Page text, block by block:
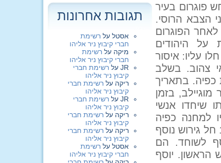
את לימודיו. ביולי 1940 התרחש פוגרום בעיר
הצבא הרוסי.
לאחר הפוגרום
על היהודים
עליו: איסור
צהוב. בשלב
60 גויסו לעבודת כפיה. בתאריך
מוגיילב, בזמן
משפחתו שיחדו אנשי
למחנה כפיה
ומשם חזר לאחר חצי שנה חולה ומותש. בפסח 1942 חל גירוש נוסף
לשוחד. הם
הראשון. יוסף
תגובות אחרונות
אסטל על רשימת
חברי קיבוץ ניר אליהו
מיקה על רשימת
חברי קיבוץ ניר אליהו
JR על רשימת חברי
קיבוץ ניר אליהו
ריקה על רשימת חברי
קיבוץ ניר אליהו
JR על רשימת חברי
קיבוץ ניר אליהו
ריקה על רשימת חברי
קיבוץ ניר אליהו
ריקה על רשימת חברי
קיבוץ ניר אליהו
אסטל על רשימת
חברי קיבוץ ניר אליהו